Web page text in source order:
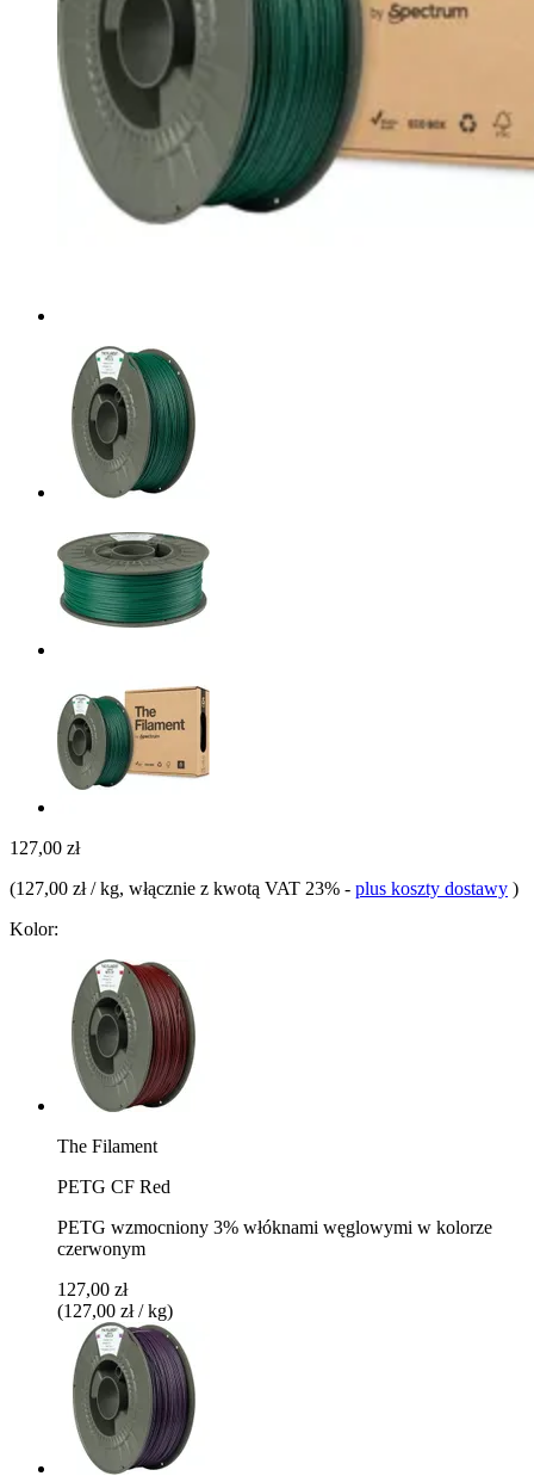
127,00 zł
(127,00 zł / kg, włącznie z kwotą VAT 23% - plus koszty dostawy )
Kolor:
The Filament
PETG CF Red
PETG wzmocniony 3% włóknami węglowymi w kolorze
czerwonym
127,00 zł
(127,00 zł / kg)